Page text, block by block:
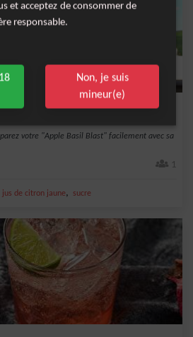
votre "Apple Basil Blast" facilement avec sa
1
jus de citron jaune, sucre
et acceptez de consommer de
responsable.
Non, je suis
mineur(e)